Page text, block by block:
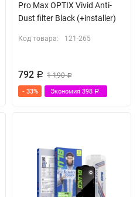
Pro Max OPTIX Vivid Anti-
Dust filter Black (+installer)
Код товара: 121-265
792 Р 1 190Р
- 33% Экономия 398 Р